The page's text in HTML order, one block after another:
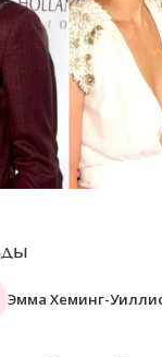
Эмма Хеминг-